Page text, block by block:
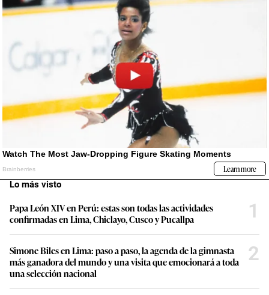
Lo más visto
Papa León XIV en Perú: estas son todas las actividades
confirmadas en Lima, Chiclayo, Cusco y Pucallpa
1
Simone Biles en Lima: paso a paso, la agenda de la gimnasta
más ganadora del mundo y una visita que emocionará a toda
una selección nacional
2